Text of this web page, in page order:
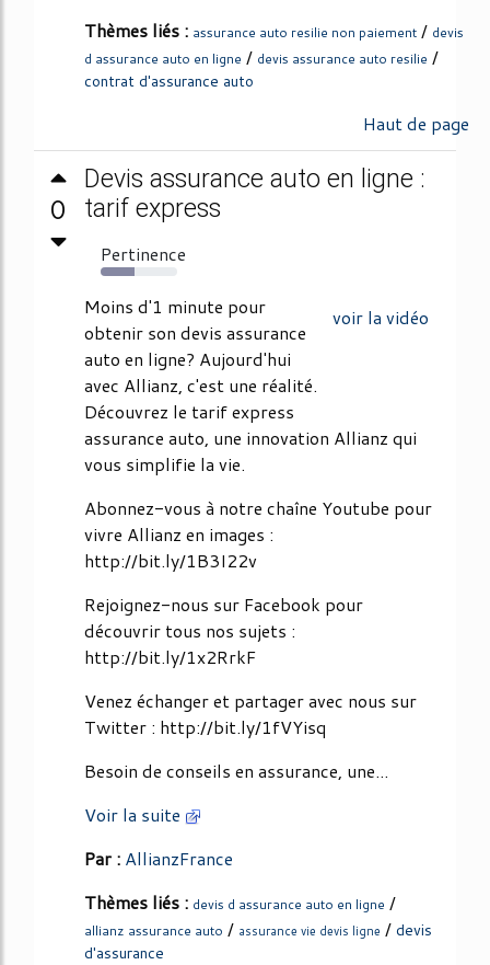
Thèmes liés : assurance auto resilie non paiement / devis
d assurance auto en ligne / devis assurance auto resilie /
contrat d'assurance auto
Haut de page
0
Devis assurance auto en ligne :
tarif express
Pertinence
44%
voir la vidéo
Moins d'1 minute pour
obtenir son devis assurance
auto en ligne? Aujourd'hui
avec Allianz, c'est une réalité.
Découvrez le tarif express
assurance auto, une innovation Allianz qui
vous simplifie la vie.
Abonnez-vous à notre chaîne Youtube pour
vivre Allianz en images :
http://bit.ly/1B3I22v
Rejoignez-nous sur Facebook pour
découvrir tous nos sujets :
http://bit.ly/1x2RrkF
Venez échanger et partager avec nous sur
Twitter : http://bit.ly/1fVYisq
Besoin de conseils en assurance, une...
Voir la suite
Par : AllianzFrance
Thèmes liés : devis d assurance auto en ligne /
allianz assurance auto / assurance vie devis ligne / devis
d'assurance